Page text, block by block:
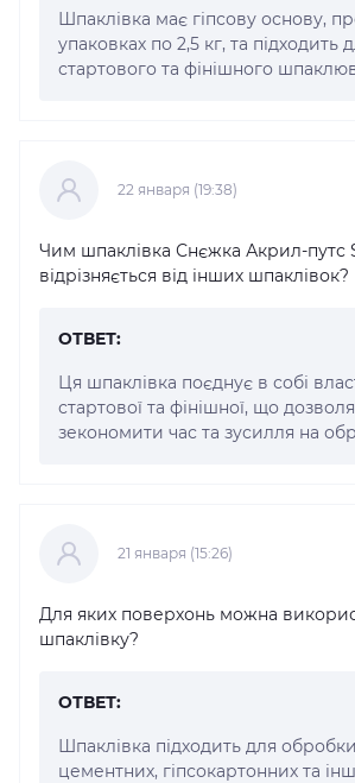
Шпаклівка має гіпсову основу,
упаковках по 2,5 кг, та підходить
стартового та фінішного
22 января (19:38)
Чим шпаклівка Снєжка Акрил-путс
відрізняється від інших шпаклівок?
ОТВЕТ:
Ця шпаклівка поєднує в собі
стартової та фінішної, що
зекономити час та зусилля на
21 января (15:26)
Для яких поверхонь можна
шпаклівку?
ОТВЕТ:
Шпаклівка підходить для
цементних, гіпсокартонних та